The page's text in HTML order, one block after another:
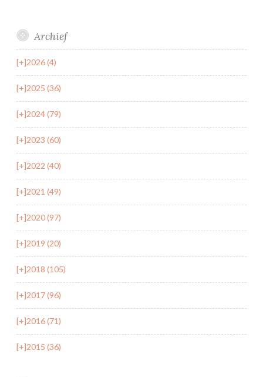
Archief
[+]2026 (4)
[+]2025 (36)
[+]2024 (79)
[+]2023 (60)
[+]2022 (40)
[+]2021 (49)
[+]2020 (97)
[+]2019 (20)
[+]2018 (105)
[+]2017 (96)
[+]2016 (71)
[+]2015 (36)